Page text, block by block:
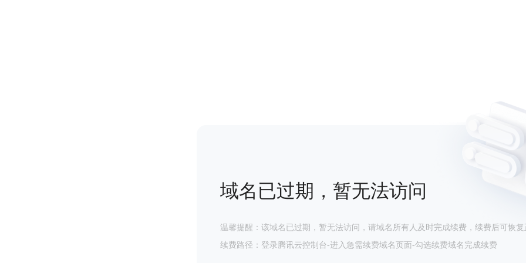
域名已过期，暂无法访问
温馨提醒：该域名已过期，暂无法访问，请域名所有人及时完成续费，续费后可恢复
续费路径：登录腾讯云控制台-进入急需续费域名页面-勾选续费域名完成续费